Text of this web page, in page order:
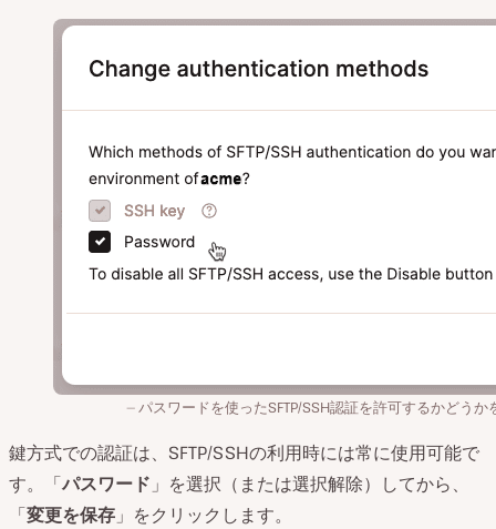
パスワードを使ったSFTP/SSH認証を許可するかどうか
鍵方式での認証は、SFTP/SSHの利用時には常に使用可能で
す。「パスワード 」を選択（または選択解除）してから、
「変更を保存 」をクリックします。